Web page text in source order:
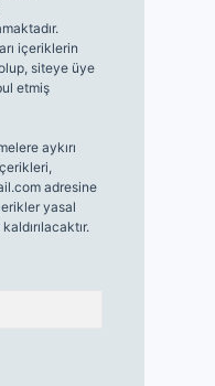
içeriklerin
siteye üye
etmiş
aykırı
adresine
yasal